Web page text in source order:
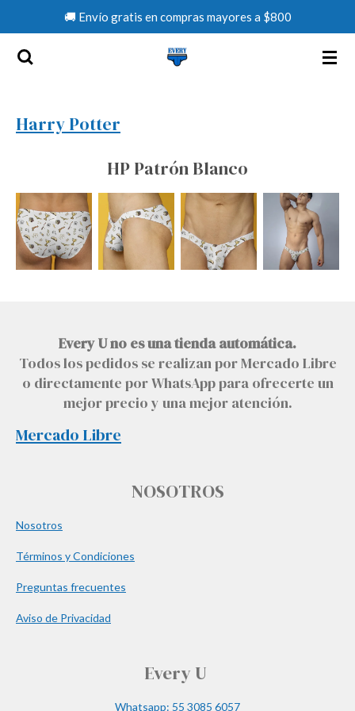
contenido
🚚 Envío gratis en compras mayores a $800
Harry Potter
HP Patrón Blanco
Every U no es una tienda automática.
Todos los pedidos se realizan por Mercado Libre
o directamente por WhatsApp para ofrecerte un
mejor precio y una mejor atención.
Mercado Libre
NOSOTROS
Nosotros
Términos y Condiciones
Preguntas frecuentes
Aviso de Privacidad
Every U
Whatsapp: 55 3085 6057